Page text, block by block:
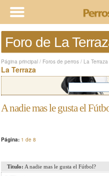
Foro de La
Página principal / Foros de perros / La Terraza
La Terraza
A nadie mas le gusta el
Página: 1 de 8
Titulo: A nadie mas le gusta el Fútbol?